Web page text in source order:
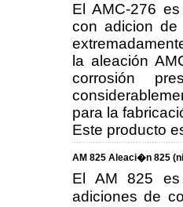
El AMC-276
con adicion
la aleación
corrosión
para la
Este producto
AM 825 Aleaci�n 825
El AM 825 es
adiciones de